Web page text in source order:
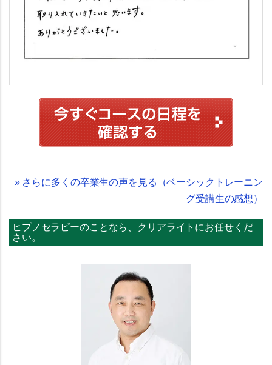
» さらに多くの卒業生の声を見る（ベーシックトレーニン
グ受講生の感想）
ヒプノセラピーのことなら、クリアライトにお任せくだ
さい。